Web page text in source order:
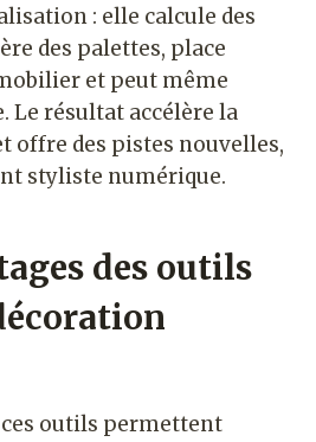
: elle calcule des
des palettes, place
et peut même
Le résultat accélère la
offre des pistes nouvelles,
styliste numérique.
des outils
ces outils permettent